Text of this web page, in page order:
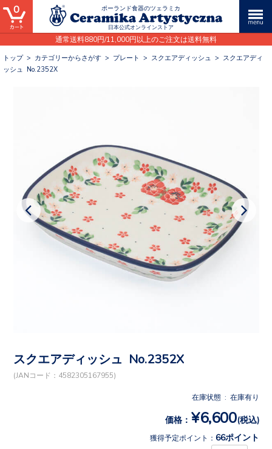
ポーランド食器のツェラミカ
日本公式オンラインストア
通常送料880円/11,000円以上のご注文は送料無料
0
トップ> カテゴリーからさがす > プレート > スクエアディッシュ > スクエアディ
ッシュ No.2352X
スクエアディッシュ No.2352X
(JANコード：4582305167955)
在庫状態 : 在庫有り
価格： ¥6,600(税込)
獲得予定ポイント： 66ポイント